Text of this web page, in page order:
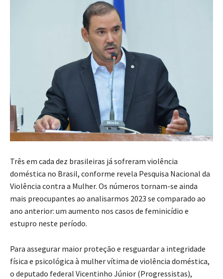
Três em cada dez brasileiras já sofreram violência
doméstica no Brasil, conforme revela Pesquisa Nacional da
Violência contra a Mulher. Os números tornam-se ainda
mais preocupantes ao analisarmos 2023 se comparado ao
ano anterior: um aumento nos casos de feminicídio e
estupro neste período.
Para assegurar maior proteção e resguardar a integridade
física e psicológica à mulher vítima de violência doméstica,
o deputado federal Vicentinho Júnior (Progressistas),